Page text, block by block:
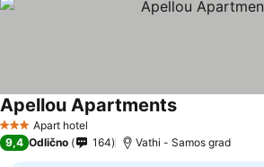
3 ZvezdiceApart hotel
Apellou ApartmentsPogledaj cene
9,4 Odlično 164 Vathi - Samos grad